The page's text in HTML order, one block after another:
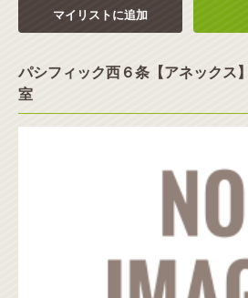
マイリストに追加
パシフィック西６条【アネックス
室